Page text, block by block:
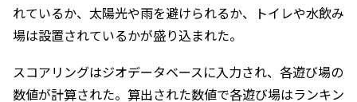
れているか、太陽光や雨を避けられるか、トイレや水飲み
場は設置されているかが盛り込まれた。
スコアリングはジオデータベースに入力され、各遊び場の
数値が計算された。算出された数値で各遊び場はランキン